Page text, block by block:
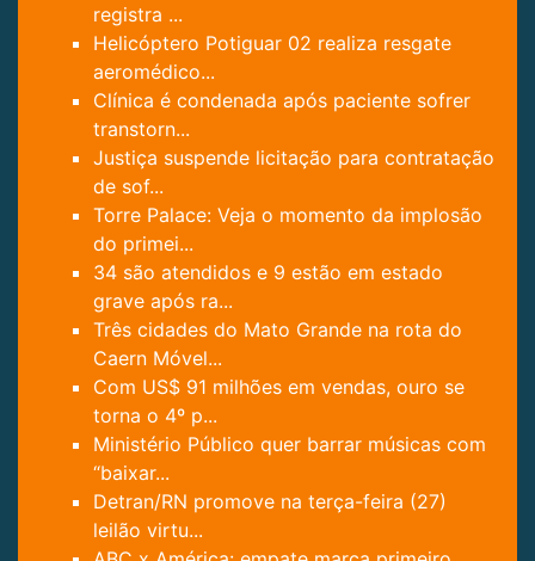
registra ...
Helicóptero Potiguar 02 realiza resgate
aeromédico...
Clínica é condenada após paciente sofrer
transtorn...
Justiça suspende licitação para contratação
de sof...
Torre Palace: Veja o momento da implosão
do primei...
34 são atendidos e 9 estão em estado
grave após ra...
Três cidades do Mato Grande na rota do
Caern Móvel...
Com US$ 91 milhões em vendas, ouro se
torna o 4º p...
Ministério Público quer barrar músicas com
“baixar...
Detran/RN promove na terça-feira (27)
leilão virtu...